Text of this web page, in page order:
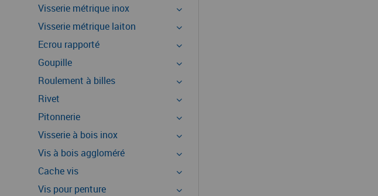
Visserie métrique inox
Visserie métrique laiton
Ecrou rapporté
Goupille
Roulement à billes
Rivet
Pitonnerie
Visserie à bois inox
Vis à bois aggloméré
Cache vis
Vis pour penture